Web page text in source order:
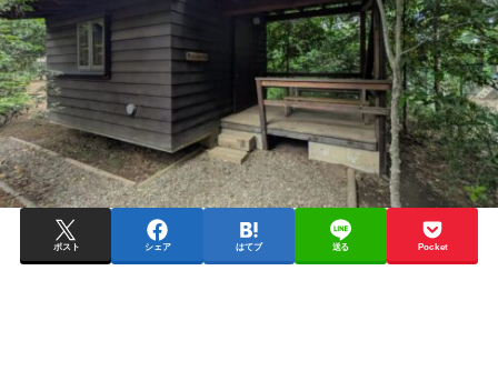
ポスト シェア はてブ 送る Pocket